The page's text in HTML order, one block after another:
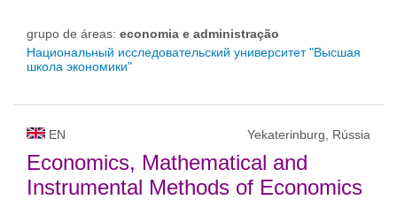
grupo de áreas: economia e administração
Национальный исследовательский университет "Высшая
школа экономики"
EN Yekaterinburg, Rússia
Economics, Mathematical and
Instrumental Methods of Economics